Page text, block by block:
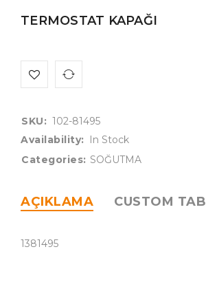
TERMOSTAT KAPAĞI
SKU: 102-81495
Availability:
In Stock
Categories: SOĞUTMA
AÇIKLAMA CUSTOM TAB
1381495